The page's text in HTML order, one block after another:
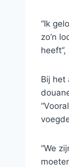
“Ik
zo’n
Bij het
“We